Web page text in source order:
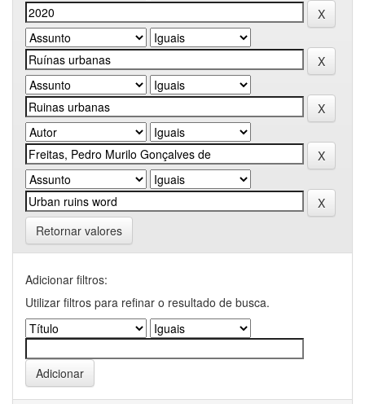
Retornar valores
Adicionar filtros:
Utilizar filtros para refinar o resultado de busca.